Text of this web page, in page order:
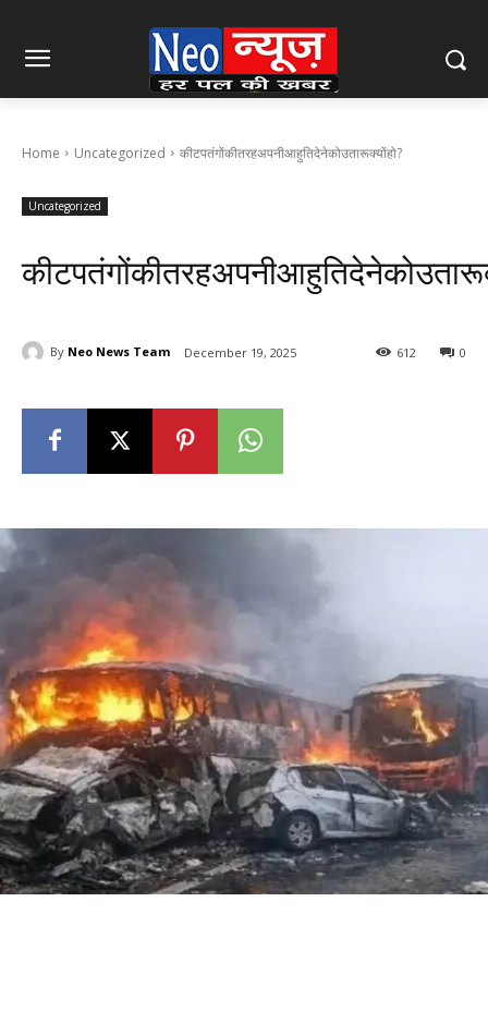
Home Uncategorized कीटपतंगोंकीतरहअपनीआहुतिदेनेकोउतारूक्योंहो?
Uncategorized
By Neo News Team December 19, 2025 0
612